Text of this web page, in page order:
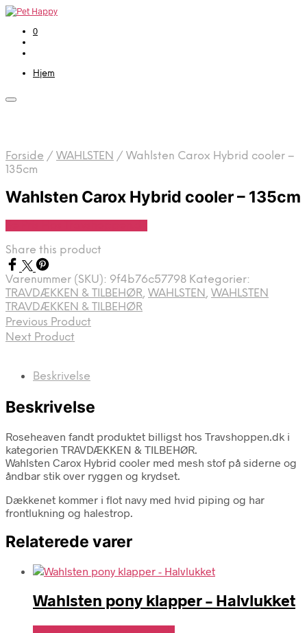
0
Hjem
Forside / WAHLSTEN / Wahlsten Carox Hybrid cooler –
135cm
Wahlsten Carox Hybrid cooler – 135cm
Share this product
Varenummer (SKU): 9f4b76c57798 Kategorier:
TRAVDÆKKEN & TILBEHØR, WAHLSTEN, WAHLSTEN
TRAVDÆKKEN & TILBEHØR
Previous Product
Next Product
Beskrivelse
Beskrivelse
Roseheaven fandt produktet billigst hos Travshoppen.dk i
kategorien TRAVDÆKKEN & TILBEHØR.
Wahlsten Carox Hybrid cooler med mesh stof på siderne og
åndbar stik over ryggen og krydset.
Dækkenet kommer i flot navy med hvid piping og har
frontlukning og halestrop.
Relaterede varer
Wahlsten pony klapper – Halvlukket